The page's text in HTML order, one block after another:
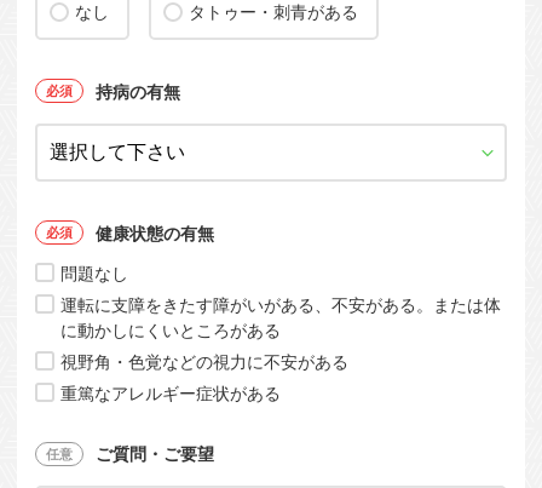
なし タトゥー・刺青がある
持病の有無
健康状態の有無
問題なし
運転に支障をきたす障がいがある、不安がある。または体
に動かしにくいところがある
視野角・色覚などの視力に不安がある
重篤なアレルギー症状がある
ご質問・ご要望